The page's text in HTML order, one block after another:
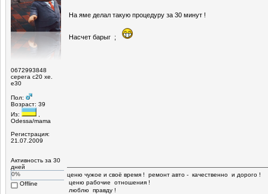
0672993848
серега с20 xe.
е30
Пол:
Возраст: 39
Из:
Odessa/mama
Регистрация:
21.07.2009
Активность за 30
дней
0%
Offline
На яме делал такую процедуру за 30 минут !
Насчет барыг ;
ценю чужое и своё время ! ремонт авто - качественно и дорого !
ценю рабочие отношения !
люблю правду !